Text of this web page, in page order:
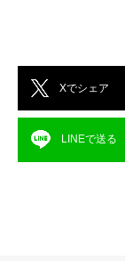
Xでシェア
LINEで送る